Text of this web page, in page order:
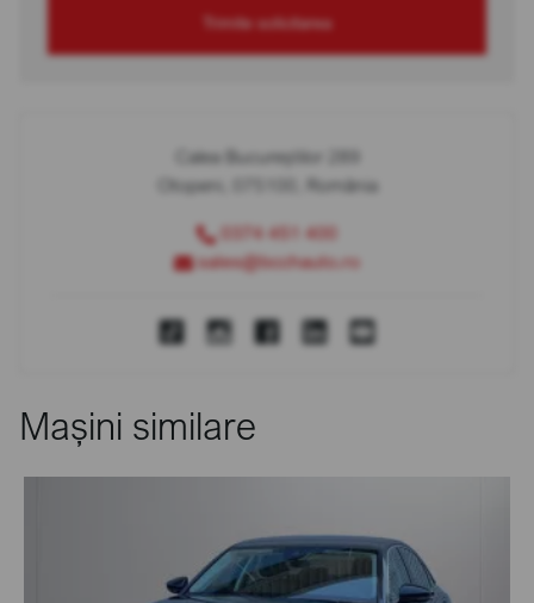
Trimite solicitarea
Calea Bucureștilor 289
Otopeni, 075100, România
0374 451 400
sales@bcchauto.ro
Mașini similare